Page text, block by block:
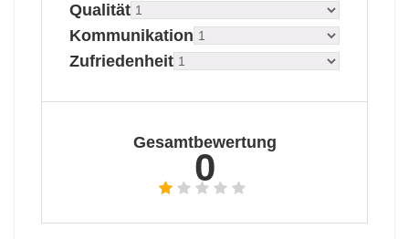
Qualität
Kommunikation
Zufriedenheit
Gesamtbewertung
0